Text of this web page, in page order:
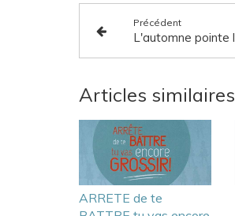
Précédent
Articles similaires
ARRETE de te